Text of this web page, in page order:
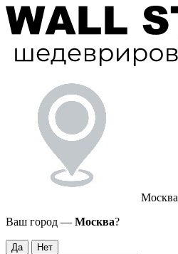
Москва
Ваш город — Москва?
Да Нет